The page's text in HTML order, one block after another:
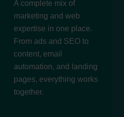
A complete mix of
marketing and web
expertise in one place.
From ads and SEO to
content, email
automation, and landing
pages, everything works
together.